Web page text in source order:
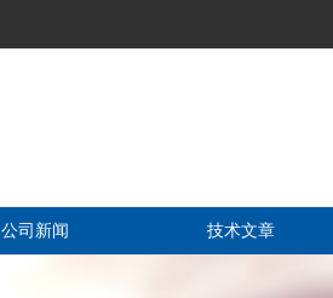
公司新闻 技术文章